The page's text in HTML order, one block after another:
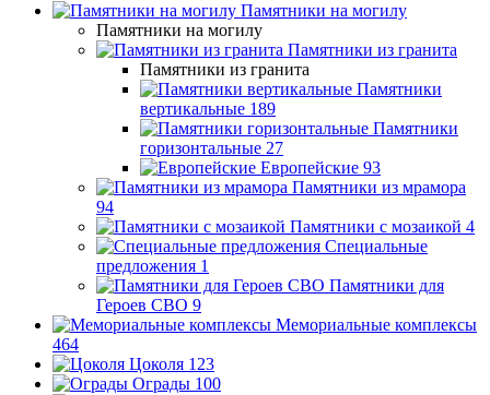
Памятники на могилу
Памятники на могилу
Памятники из гранита
Памятники из гранита
Памятники
вертикальные 189
Памятники
горизонтальные 27
Европейские 93
Памятники из мрамора
94
Памятники с мозаикой 4
Специальные
предложения 1
Памятники для
Героев СВО 9
Мемориальные комплексы
464
Цоколя 123
Ограды 100